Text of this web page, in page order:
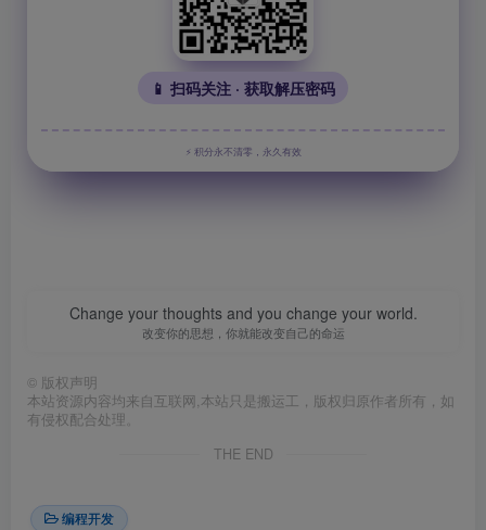
📱 扫码关注 · 获取解压密码
⚡ 积分永不清零，永久有效
Change your thoughts and you change your world.
改变你的思想，你就能改变自己的命运
© 版权声明
本站资源内容均来自互联网,本站只是搬运工，版权归原作者所有，如
有侵权配合处理。
THE END
编程开发